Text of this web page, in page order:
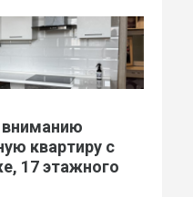
квартиру с
17 этажного